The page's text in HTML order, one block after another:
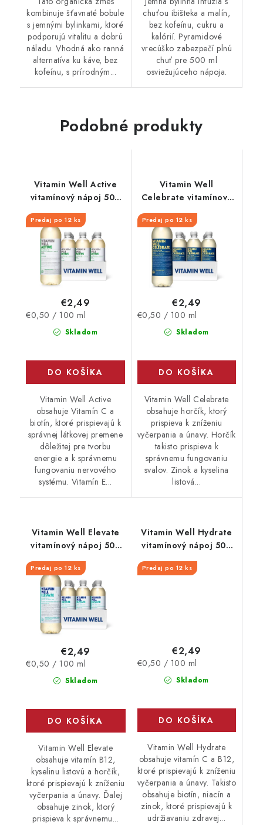
kombinuje šťavnaté bobule
s jemnými bylinkami, ktoré
podporujú vitalitu a dobrú
náladu. Vhodná ako ranná
alternatíva ku káve, bez
kofeínu, s prírodným...
chuťou ibišteka a malín,
bez kofeínu, cukru a
kalórií. Pyramidové
vrecúško zabezpečí plnú
chuť pre 500 ml
osviežujúceho nápoja.
Podobné produkty
Vitamin Well Active
vitamínový nápoj 500
ml
Predaj po 12 ks
Skladom
€2,49
Jednotková
€0,50 / 100 ml
DO KOŠÍKA
Vitamin Well Active
obsahuje Vitamín C a
biotín, ktoré prispievajú k
správnej látkovej premene
dôležitej pre tvorbu
energie a k správnemu
fungovaniu nervového
systému. Vitamín E...
Vitamin Well
Celebrate vitamínový
nápoj 500 ml
Predaj po 12 ks
Skladom
€2,49
Jednotková
€0,50 / 100 ml
DO KOŠÍKA
Vitamin Well Celebrate
obsahuje horčík, ktorý
prispieva k zníženiu
vyčerpania a únavy. Horčík
takisto prispieva k
správnemu fungovaniu
svalov. Zinok a kyselina
listová...
Vitamin Well Elevate
vitamínový nápoj 500
ml
Predaj po 12 ks
Skladom
€2,49
Jednotková
€0,50 / 100 ml
DO KOŠÍKA
Vitamin Well Elevate
obsahuje vitamín B12,
kyselinu listovú a horčík,
ktoré prispievajú k zníženiu
vyčerpania a únavy. Ďalej
obsahuje zinok, ktorý
prispieva k správnemu...
Vitamin Well Hydrate
vitamínový nápoj 500
ml
Predaj po 12 ks
Skladom
€2,49
Jednotková
€0,50 / 100 ml
DO KOŠÍKA
Vitamin Well Hydrate
obsahuje vitamín C a B12,
ktoré prispievajú k zníženiu
vyčerpania a únavy. Takisto
obsahuje biotín, niacín a
zinok, ktoré prispievajú k
udržiavaniu zdravej...